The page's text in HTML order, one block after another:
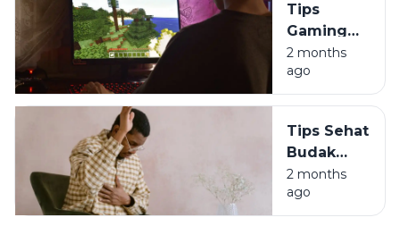
Algoritma
Tips
Gaming
Sehat:
Jaga
Durabilitas
Biar Gak
Jompo
2 months
ago
Tips Sehat
Budak
Korporat:
Lawan
Asam
2 months
ago